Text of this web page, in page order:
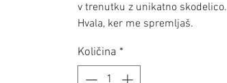
v trenutku z unikatno skodelico.
Hvala, ker me spremljaš.
Količina *